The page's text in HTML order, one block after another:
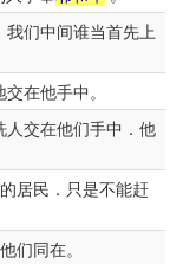
我们中间谁当首先上
在他手中。
人交在他们手中．他
居民．只是不能赶
们同在。